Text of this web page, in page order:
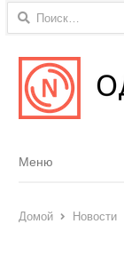
Найти:
Menu
Меню
Домой Новости